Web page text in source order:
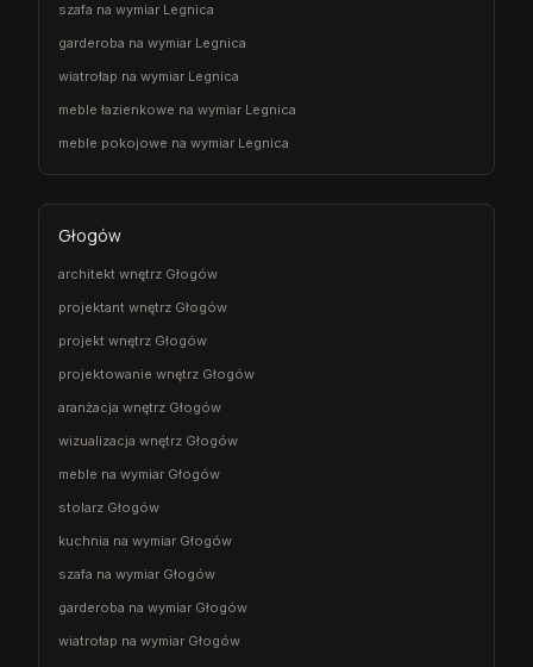
szafa na wymiar Legnica
garderoba na wymiar Legnica
wiatrołap na wymiar Legnica
meble łazienkowe na wymiar Legnica
meble pokojowe na wymiar Legnica
Głogów
architekt wnętrz Głogów
projektant wnętrz Głogów
projekt wnętrz Głogów
projektowanie wnętrz Głogów
aranżacja wnętrz Głogów
wizualizacja wnętrz Głogów
meble na wymiar Głogów
stolarz Głogów
kuchnia na wymiar Głogów
szafa na wymiar Głogów
garderoba na wymiar Głogów
wiatrołap na wymiar Głogów